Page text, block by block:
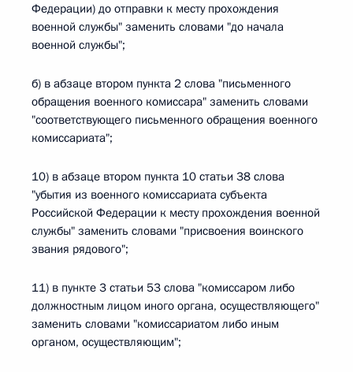
Федерации) до отправки к месту прохождения
военной службы" заменить словами "до начала
военной службы";
б) в абзаце втором пункта 2 слова "письменного
обращения военного комиссара" заменить словами
"соответствующего письменного обращения военного
комиссариата";
10) в абзаце втором пункта 10 статьи 38 слова
"убытия из военного комиссариата субъекта
Российской Федерации к месту прохождения военной
службы" заменить словами "присвоения воинского
звания рядового";
11) в пункте 3 статьи 53 слова "комиссаром либо
должностным лицом иного органа, осуществляющего"
заменить словами "комиссариатом либо иным
органом, осуществляющим";